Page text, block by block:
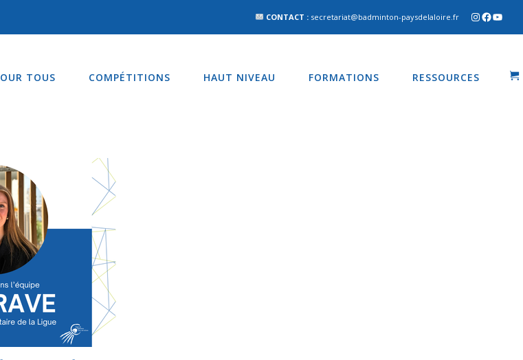
CONTACT : secretariat@badminton-paysdelaloire.fr
TOUS COMPÉTITIONS HAUT NIVEAU FORMATIONS RESSOURCES